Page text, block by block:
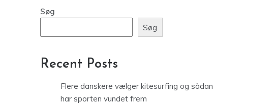
Søg
Søg
Recent Posts
Flere danskere vælger kitesurfing og sådan
har sporten vundet frem